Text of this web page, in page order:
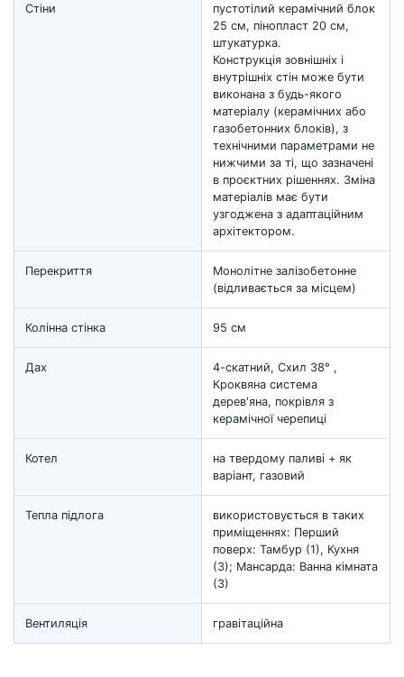
Стіни
пустотілий керамічний блок
25 см, пінопласт 20 см,
штукатурка.
Конструкція зовнішніх і
внутрішніх стін може бути
виконана з будь-якого
матеріалу (керамічних або
газобетонних блоків), з
технічними параметрами не
нижчими за ті, що зазначені
в проєктних рішеннях. Зміна
матеріалів має бути
узгоджена з адаптаційним
архітектором.
Перекриття
Монолітне залізобетонне
(відливається за місцем)
Колінна стінка 95 см
Дах
4-скатний, Схил 38° ,
Кроквяна система
дерев'яна, покрівля з
керамічної черепиці
Котел
на твердому паливі + як
варіант, газовий
Тепла підлога
використовується в таких
приміщеннях: Перший
поверх: Тамбур (1), Кухня
(3); Мансарда: Ванна кімната
(3)
Вентиляція гравітаційна